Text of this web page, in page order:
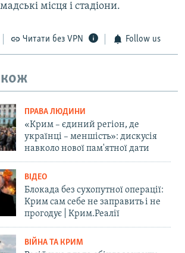
місця і стадіони.
Читати без VPN Follow us
ПРАВА ЛЮДИНИ
«Крим – єдиний регіон, де
українці – меншість»: дискусія
навколо нової пам'ятної дати
ВІДЕО
Блокада без сухопутної операції:
Крим сам себе не заправить і не
прогодує | Крим.Реалії
ВІЙНА ТА КРИМ